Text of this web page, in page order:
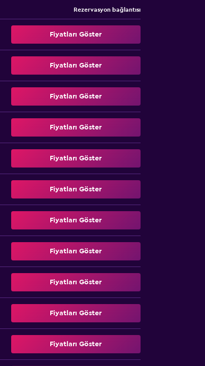
Rezervasyon bağlantısı
Fiyatları Göster
Fiyatları Göster
Fiyatları Göster
Fiyatları Göster
Fiyatları Göster
Fiyatları Göster
Fiyatları Göster
Fiyatları Göster
Fiyatları Göster
Fiyatları Göster
Fiyatları Göster